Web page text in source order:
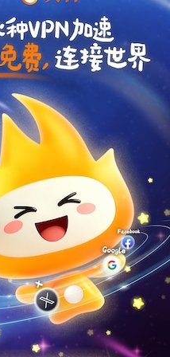
支持[0] 反对
支持
支持 反对 [0]
速器
青柠加速器
vp(永久免费)加速器